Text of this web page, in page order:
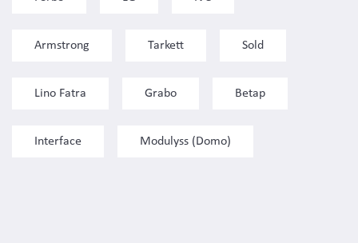
Armstrong Tarkett Sold
Lino Fatra Grabo Betap
Interface Modulyss (Domo)